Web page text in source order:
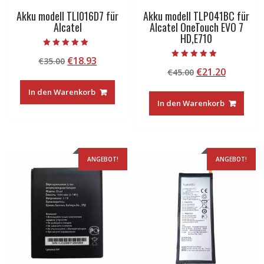
Akku modell TLI016D7 für
Alcatel
5.00
von 5
€35.00 Ursprünglicher
war:
€35.00
€18.93
ist:
€18.93.
In den Warenkorb
Akku modell TLP041BC für
Alcatel OneTouch EVO 7
HD,E710
5.00
von 5
€45.00 Ursprünglicher
war:
€45.00
€21.20
ist:
€21.20.
In den Warenkorb
ANGEBOT! ANGEBOT!